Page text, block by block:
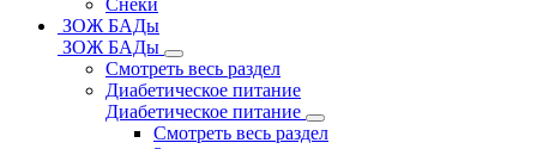
Снеки
ЗОЖ БАДы
ЗОЖ БАДы
Смотреть весь раздел
Диабетическое питание
Диабетическое питание
Смотреть весь раздел